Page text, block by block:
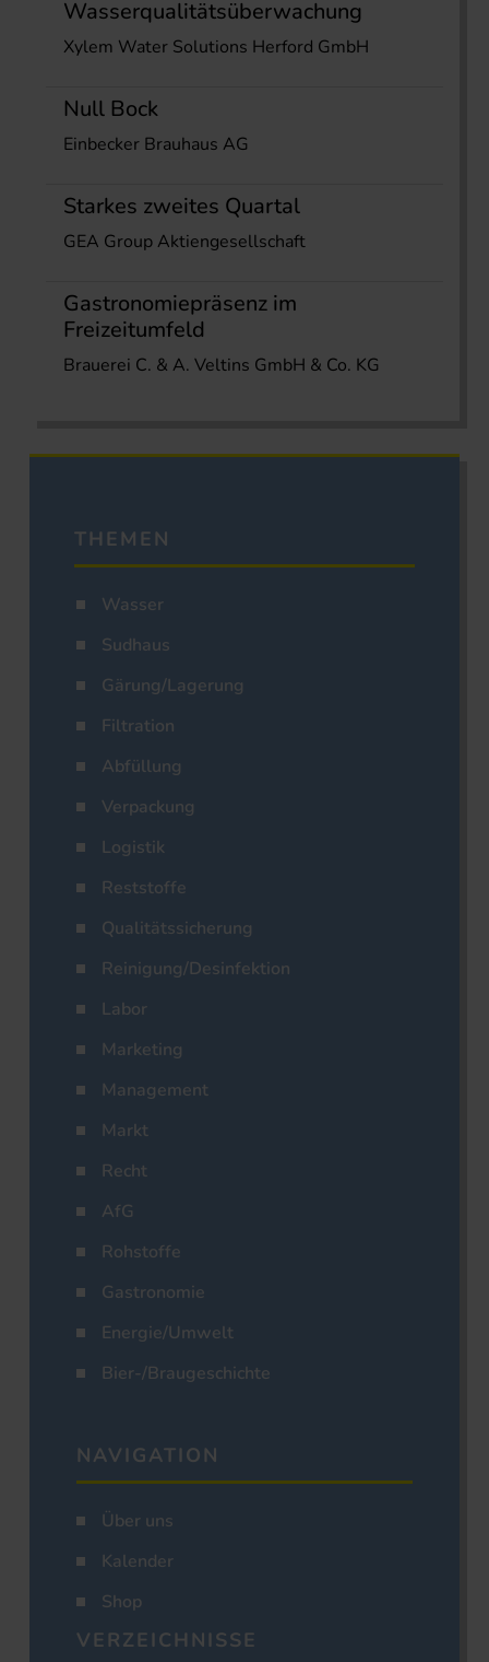
Wasserqualitätsüberwachung
Xylem Water Solutions Herford GmbH
Null Bock
Einbecker Brauhaus AG
Starkes zweites Quartal
GEA Group Aktiengesellschaft
Gastronomiepräsenz im
Freizeitumfeld
Brauerei C. & A. Veltins GmbH & Co. KG
THEMEN
Wasser
Sudhaus
Gärung/Lagerung
Filtration
Abfüllung
Verpackung
Logistik
Reststoffe
Qualitätssicherung
Reinigung/Desinfektion
Labor
Marketing
Management
Markt
Recht
AfG
Rohstoffe
Gastronomie
Energie/Umwelt
Bier-/Braugeschichte
NAVIGATION
Über uns
Kalender
Shop
VERZEICHNISSE